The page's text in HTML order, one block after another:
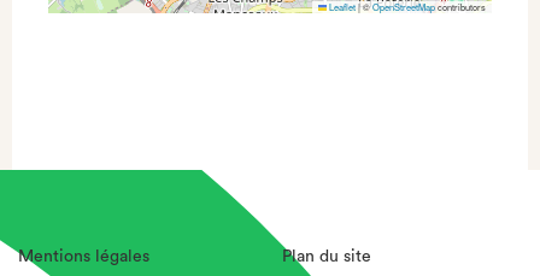
Leaflet|©OpenStreetMapcontributors
Mentions légales Plan du site